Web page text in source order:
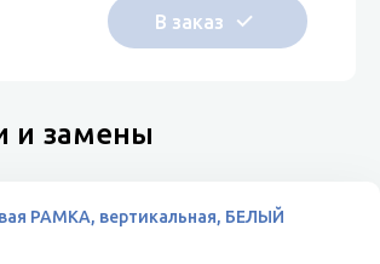
и замены
РАМКА, вертикальная, БЕЛЫЙ